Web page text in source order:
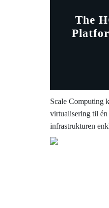
The
Scale Computing
virtualisering til
infrastrukturen